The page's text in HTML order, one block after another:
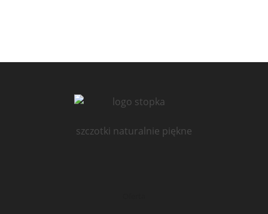
szczotki naturalnie piękne